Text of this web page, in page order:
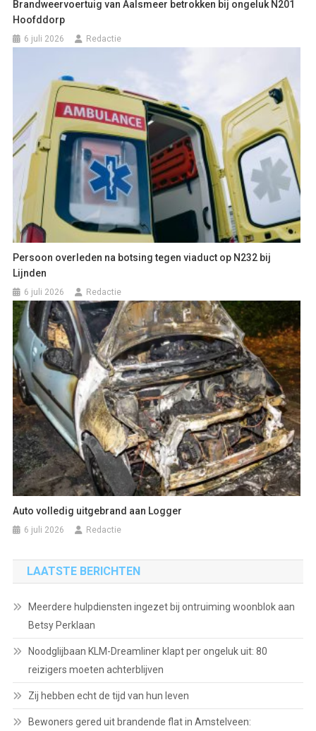
Brandweervoertuig van Aalsmeer betrokken bij ongeluk N201
Hoofddorp
6 juli 2026 Redactie
Persoon overleden na botsing tegen viaduct op N232 bij
Lijnden
6 juli 2026 Redactie
Auto volledig uitgebrand aan Logger
6 juli 2026 Redactie
LAATSTE BERICHTEN
Meerdere hulpdiensten ingezet bij ontruiming woonblok aan
Betsy Perklaan
Noodglijbaan KLM-Dreamliner klapt per ongeluk uit: 80
reizigers moeten achterblijven
Zij hebben echt de tijd van hun leven
Bewoners gered uit brandende flat in Amstelveen: